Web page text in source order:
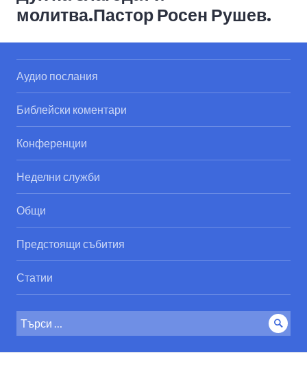
post:
молитва.Пастор Росен Рушев.
Аудио послания
Библейски коментари
Конференции
Неделни служби
Общи
Предстоящи събития
Статии
Search
for: